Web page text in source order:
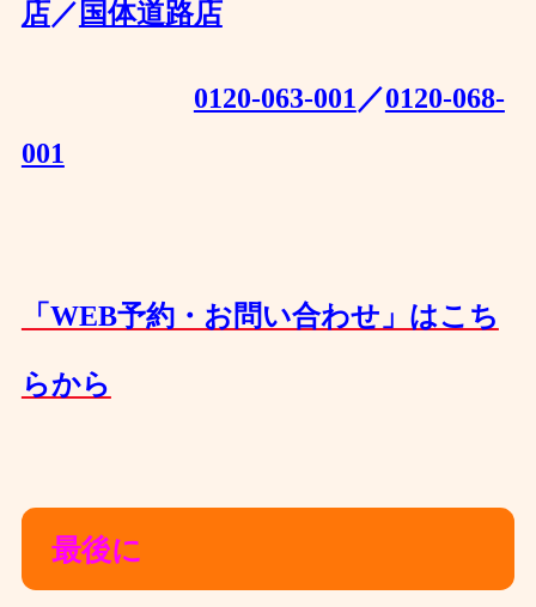
店／ 国体道路店
0120-063-001／0120-068-
001
「WEB予約・お問い合わせ」はこち
らから
最後に